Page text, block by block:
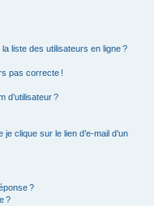
liste des utilisateurs en ligne ?
pas correcte !
d’utilisateur ?
clique sur le lien d’e-mail d’un
?
?